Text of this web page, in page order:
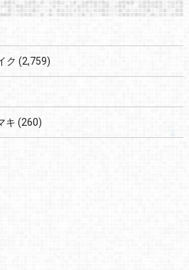
ク (2,759)
キ (260)